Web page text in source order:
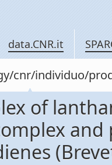
data.CNR.it
cnr/individuo/
of